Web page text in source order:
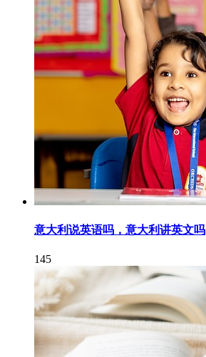
意大利说英语吗，意大利讲英文吗
145